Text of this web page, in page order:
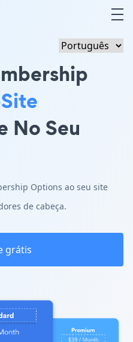
No Seu
Options ao seu site
de cabeça.
grátis